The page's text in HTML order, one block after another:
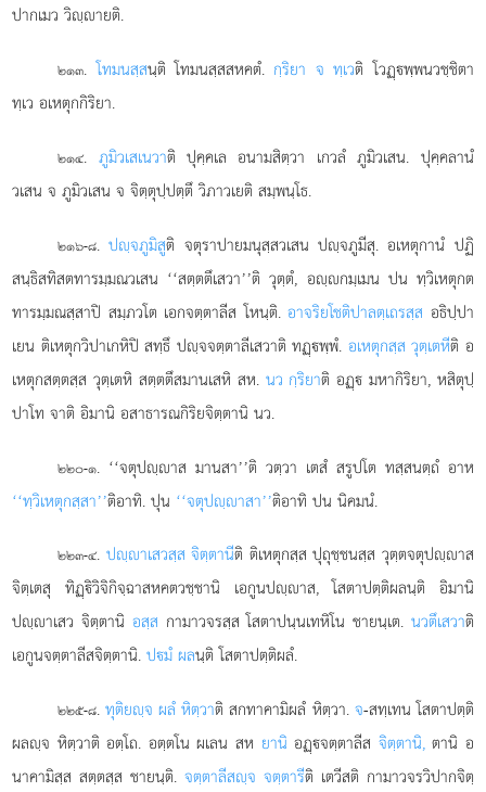
ปากเมว วิฺายติ.
๒๑๓.โทมนสฺสนฺติโทมนสฺสสหคตํ. กฺริยา จ ทฺเวติ โวฏฺพฺพนวชฺชิตา
ทฺเว อเหตุกกิริยา.
๒๑๔. ภูมิวเสเนวาติ ปุคฺคเล อนามสิตฺวา เกวลํ ภูมิวเสน. ปุคฺคลานํ
วเสน จ ภูมิวเสน จ จิตฺตุปฺปตฺตึ วิภาวเยติ สมฺพนฺโธ.
๒๑๖-๘.ปฺจภูมิสูติ จตุราปายมนุสฺสวเสน ปฺจภูมีสุ. อเหตุกานํ ปฏิ
สนฺธิสทิสตทารมฺมณวเสน ‘‘สตฺตตึเสวา’’ติ วุตฺตํ, อฺกมฺเมน ปน ทฺวิเหตุกต
ทารมฺมณสฺสาปิ สมฺภวโต เอกจตฺตาลีส โหนฺติ.อาจริยโชติปาลตฺเถรสฺส อธิปฺปา
เยน ติเหตุกวิปาเกหิปิ สทฺธึ ปฺจจตฺตาลีเสวาติ ทฏฺพฺพํ. อเหตุกสฺส วุตฺเตหีติ อ
เหตุกสตฺตสฺส วุตฺเตหิ สตฺตตึสมานเสหิ สห. นว กฺริยาติ อฏฺ มหากิริยา, หสิตุปฺ
ปาโท จาติ อิมานิ อสาธารณกิริยจิตฺตานิ นว.
๒๒๐-๑. ‘‘จตุปฺาส มานสา’’ติ วตฺวา เตสํ สรูปโต ทสฺสนตฺถํ อาห
‘‘ทฺวิเหตุกสฺสา’’ติอาทิ. ปุน ‘‘จตุปฺาสา’’ติอาทิ ปน นิคมนํ.
๒๒๓-๔. ปฺาเสวสฺส จิตฺตานีติ ติเหตุกสฺส ปุถุชฺชนสฺส วุตฺตจตุปฺาส
จิตฺเตสุ ทิฏฺิวิจิกิจฺฉาสหคตวชฺชานิ เอกูนปฺาส, โสตาปตฺติผลนฺติ อิมานิ
ปฺาเสว จิตฺตานิ อสฺส กามาวจรสฺส โสตาปนฺนเทหิโน ชายนฺเต. นวตึเสวาติ
เอกูนจตฺตาลีสจิตฺตานิ.ปมํ ผลนฺติ โสตาปตฺติผลํ.
๒๒๕-๘.ทุติยฺจ ผลํ หิตฺวาติ สกทาคามิผลํ หิตฺวา. จ-สทฺเทน โสตาปตฺติ
ผลฺจ หิตฺวาติ อตฺโถ. อตฺตโน ผเลน สห ยานิ อฏฺจตฺตาลีส จิตฺตานิ,ตานิ อ
นาคามิสฺส สตฺตสฺส ชายนฺติ. จตฺตาลีสฺจ จตฺตารีติ เตวีสติ กามาวจรวิปากจิตฺ